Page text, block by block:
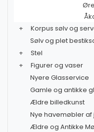
+
Korpus sølv og
Sølv og plet
+
Stel
+
Figurer og vaser
Nyere Glasservice
Gamle og antikke
Ældre billedkunst
Nye havemøbler af
Ældre og Antikke